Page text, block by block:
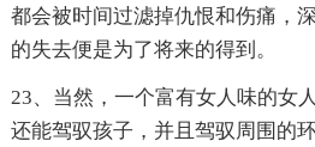
都会被时间过滤掉仇恨和伤痛，
的失去便是为了将来的得到。
23、当然，一个富有女人味的女
还能驾驭孩子，并且驾驭周围的